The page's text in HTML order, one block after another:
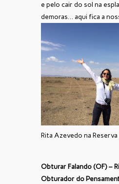
e pelo cair do sol na
demoras… aqui fica a
Rita Azevedo na Reserva
Obturar Falando (OF) –
Obturador do